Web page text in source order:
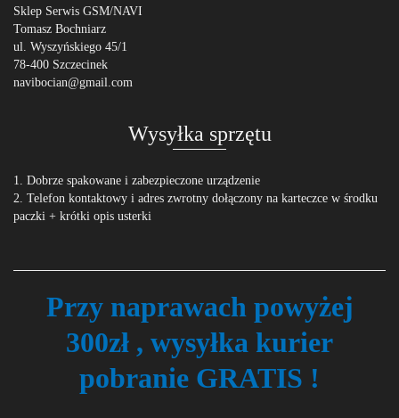
Sklep Serwis GSM/NAVI
Tomasz Bochniarz
ul. Wyszyńskiego 45/1
78-400 Szczecinek
navibocian@gmail.com
Wysyłka sprzętu
1. Dobrze spakowane i zabezpieczone urządzenie
2. Telefon kontaktowy i adres zwrotny dołączony na karteczce w środku
paczki + krótki opis usterki
Przy naprawach powyżej
300zł , wysyłka kurier
pobranie GRATIS !